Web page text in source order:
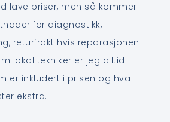
lave priser, men så kommer
for diagnostikk,
returfrakt hvis reparasjonen
lokal tekniker er jeg alltid
er inkludert i prisen og hva
ekstra.